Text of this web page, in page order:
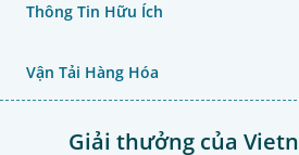
Thông Tin Hữu Ích
Vận Tải Hàng Hóa
Giải thưởng của